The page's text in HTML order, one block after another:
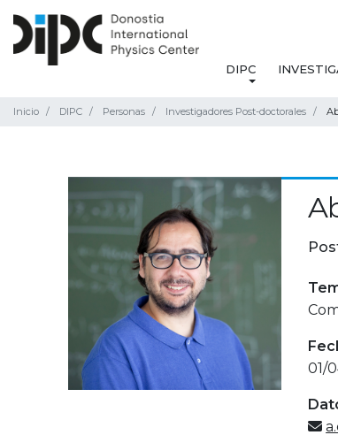
DIPC
Inicio DIPC Personas Investigadores Post-doctorales
01/